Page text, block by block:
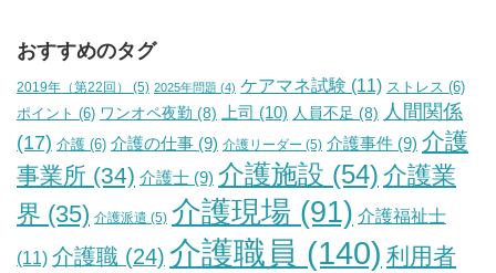
おすすめのタグ
2019年（第22回） (5) 2025年問題 (4) ケアマネ試験 (11) ストレス (6)
ポイント (6) ワンオペ夜勤 (8) 上司 (10) 人員不足 (8) 人間関係
(17) 介護 (6) 介護の仕事 (9) 介護リーダー (5) 介護事件 (9) 介護
事業所 (34) 介護士 (9) 介護施設 (54) 介護業
界 (35) 介護派遣 (5) 介護現場 (91) 介護福祉士
(11) 介護職 (24) 介護職員 (140) 利用者